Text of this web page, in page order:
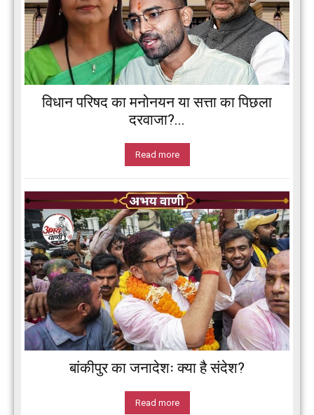
विधान परिषद का मनोनयन या सत्ता का पिछला
दरवाजा?...
Read more
बांकीपुर का जनादेशः क्या है संदेश?
Read more